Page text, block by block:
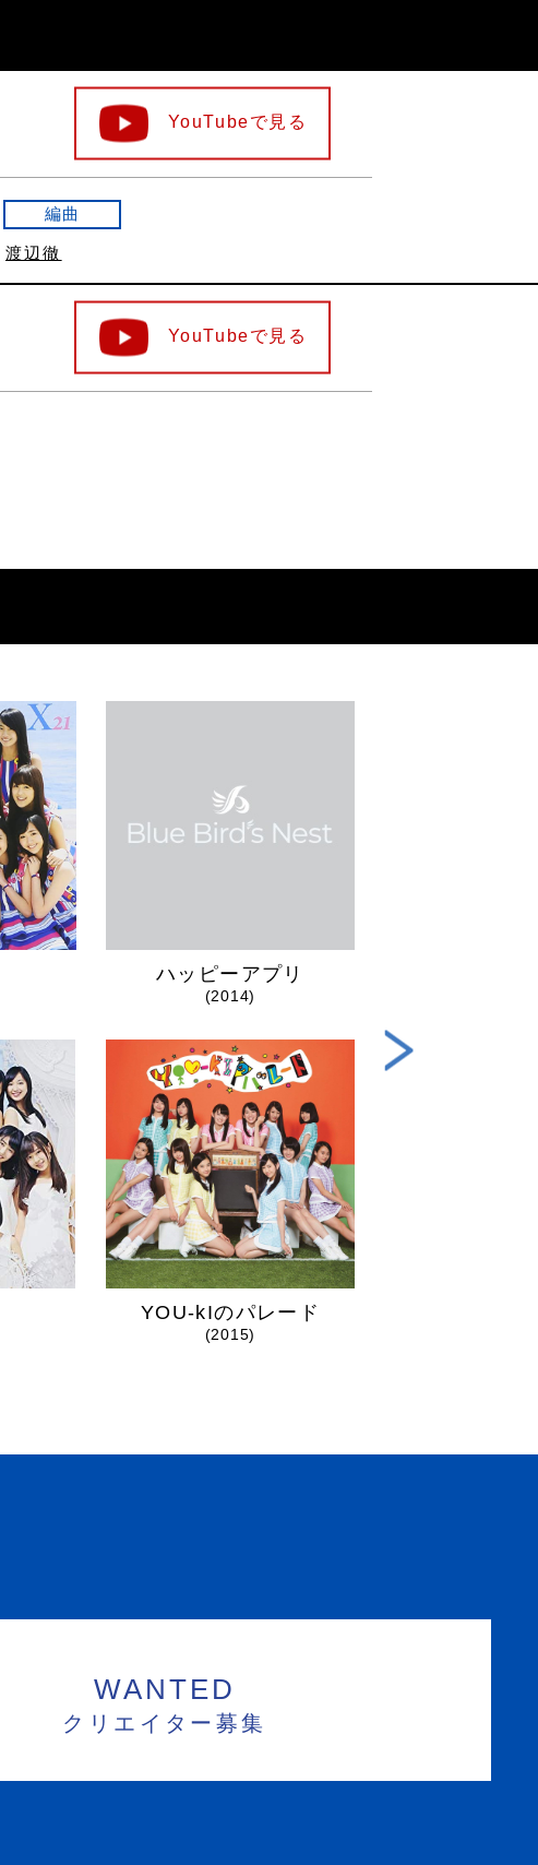
YouTubeで見る
編曲
渡辺徹
YouTubeで見る
ハッピーアプリ
(2014)
YOU-kIのパレード
(2015)
WANTED
クリエイター募集